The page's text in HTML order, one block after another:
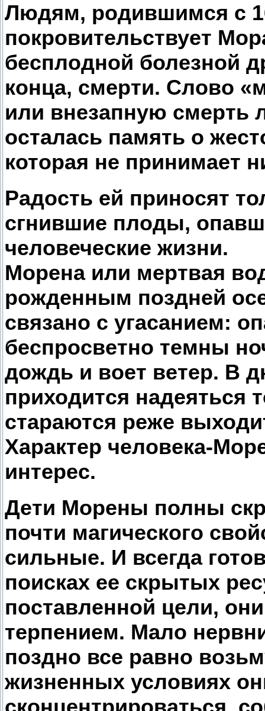
Людям, родившимся с
покровительствует
бесплодной болезной
конца, смерти. Слово
или внезапную смерть
осталась память о
которая не принимает
Радость ей приносят
сгнившие плоды,
человеческие жизни.
Морена или мертвая
рожденным поздней
связано с угасанием:
беспросветно темны
дождь и воет ветер. В
приходится надеяться
стараются реже
Характер человека-
интерес.
Дети Морены полны
почти магического
сильные. И всегда
поисках ее скрытых
поставленной цели,
терпением. Мало
поздно все равно
жизненных условиях